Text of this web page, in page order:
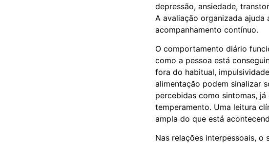
depressão, ansiedade,
A avaliação organizada
acompanhamento contínuo.
O comportamento diário
como a pessoa está
fora do habitual,
alimentação podem sinalizar
percebidas como sintomas,
temperamento. Uma leitura
ampla do que está
Nas relações interpessoais,